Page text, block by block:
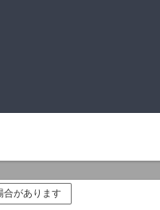
合があります